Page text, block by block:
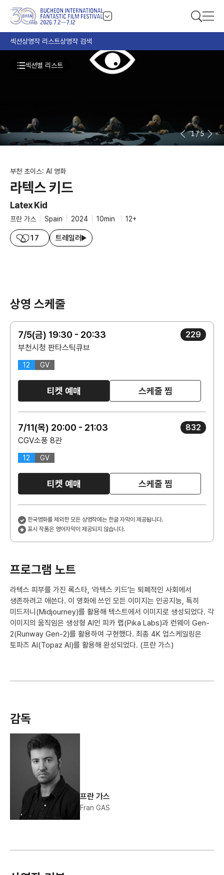
섹션상영작 리스트상영작 검색
1/5
부천 초이스: AI 영화
라텍스 키드
Latex Kid
프란 가스 Spain 2024 10min 12+
17 트레일러
섹션별 리스트
상영 스케줄
7/5(금) 19:30 - 20:33
229
부천시청 판타스틱큐브
12 GV
티켓 예매 스케줄 찜
7/11(목) 20:00 - 21:03
832
CGV소풍 8관
12 GV
티켓 예매 스케줄 찜
한국영화를 제외한 모든 상영작에는 한글 자막이 제공됩니다.
표시 작품은 영어자막이 제공되지 않습니다.
프로그램 노트
라텍스 피부를 가진 록스타, ‘라텍스 키드’는 퇴폐적인 사회에서
생존하려고 애쓴다. 이 영화에 쓰인 모든 이미지는 인공지능, 특히
미드저니(Midjourney)를 활용해 텍스트에서 이미지로 생성되었다. 각
이미지의 움직임은 생성형 AI인 피카 랩(Pika Labs)과 런웨이 Gen-
2(Runway Gen-2)를 활용하여 구현했다. 최종 4K 업스케일링은
토파즈 AI(Topaz AI)를 활용해 완성되었다. (프란 가스)
감독
프란 가스
Fran GAS